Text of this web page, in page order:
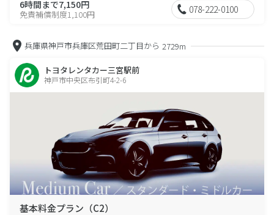
6時間まで7,150円
免責補償制度1,100円 078-222-0100
兵庫県神戸市兵庫区荒田町二丁目から 2729m
トヨタレンタカー三宮駅前
神戸市中央区布引町4-2-6
基本料金プラン（C2）